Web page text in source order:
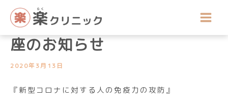
ス
講座開催のお知らせ
令和2年4月公開医療健康講
座のお知らせ
2020年3月13日
『新型コロナに対する人の免疫力の攻防』